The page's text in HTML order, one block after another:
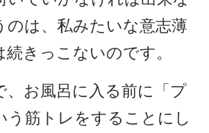
のは、私みたいな意志薄
きっこないのです。
、お風呂に入る前に「プ
う筋トレをすることにし